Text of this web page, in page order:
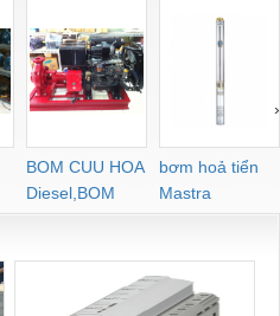
BOM CUU HOA
Diesel,BOM
CHUA CHAY
bơm hoả tiển
Mastra
›